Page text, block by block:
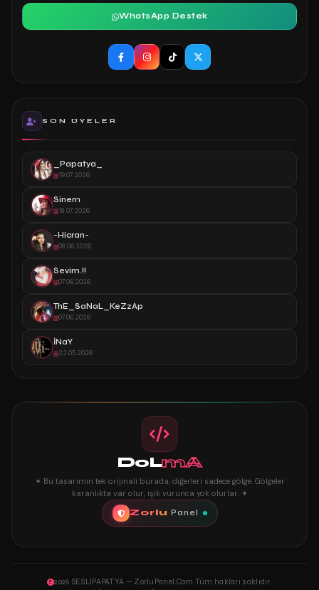
WhatsApp Destek
SON ÜYELER
_Papatya_
19.07.2026
Sinem
18.07.2026
-Hicran-
08.06.2026
Sevim.!!
07.06.2026
ThE_SaNaL_KeZzAp
07.06.2026
İNaY
22.05.2026
DoLmA
✦ Bu tasarımın tek orijinali burada, diğerleri sadece gölge. Gölgeler
karanlıkta var olur, ışık vurunca yok olurlar. ✦
Zorlu Panel
2026 SESLIPAPATYA — ZorluPanel.Com Tüm hakları saklıdır.